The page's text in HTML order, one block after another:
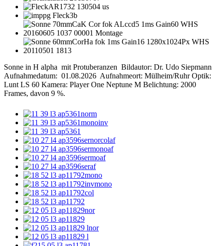
Sonne in H alpha mit Protuberanzen Bildautor: Dr. Udo Siepmann
Aufnahmedatum: 01.08.2026 Aufnahmeort: Mülheim/Ruhr Optik:
Lunt LS 60 Kamera: Player One Neptune M Belichtung: 2000
Frames, davon 9 %.